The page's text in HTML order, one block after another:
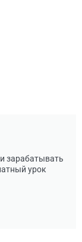
зарабатывать
урок